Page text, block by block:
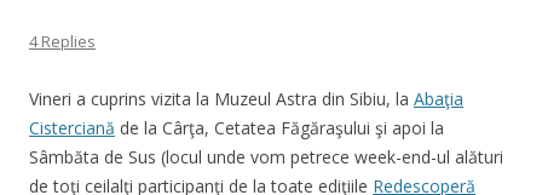
4 Replies
Vineri a cuprins vizita la Muzeul Astra din Sibiu, la Abaţia
Cisterciană de la Cârţa, Cetatea Făgăraşului şi apoi la
Sâmbăta de Sus (locul unde vom petrece week-end-ul alături
de toţi ceilalţi participanţi de la toate ediţiile Redescoperă